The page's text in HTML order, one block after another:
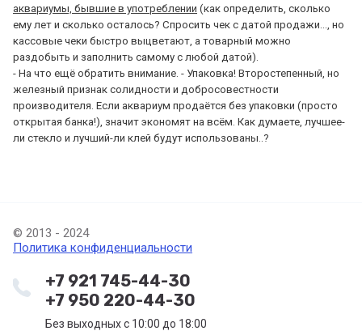
аквариумы, бывшие в употреблении (как определить, сколько
ему лет и сколько осталось? Спросить чек с датой продажи..., но
кассовые чеки быстро выцветают, а товарный можно
раздобыть и заполнить самому с любой датой).
- На что ещё обратить внимание. - Упаковка! Второстепенный, но
железный признак солидности и добросовестности
производителя. Если аквариум продаётся без упаковки (просто
открытая банка!), значит экономят на всём. Как думаете, лучшее-
ли стекло и лучший-ли клей будут использованы..?
© 2013 - 2024
Политика конфиденциальности
+7 921 745-44-30
+7 950 220-44-30
Без выходных с 10:00 до 18:00